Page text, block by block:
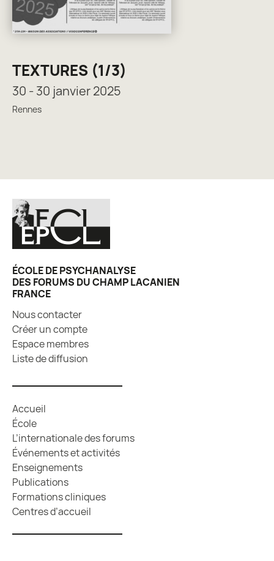
TEXTURES (1/3)
30 - 30 janvier 2025
Rennes
ÉCOLE DE PSYCHANALYSE
DES FORUMS DU CHAMP LACANIEN
FRANCE
Nous contacter
Créer un compte
Espace membres
Liste de diffusion
Accueil
École
L’internationale des forums
Événements et activités
Enseignements
Publications
Formations cliniques
Centres d’accueil